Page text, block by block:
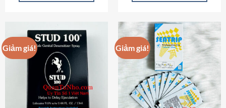
có
nhiều
biến
thể.
Các
tùy
chọn
này
có
nhiều
biến
thể.
Các
tùy
chọn
Giảm giá! Giảm giá!